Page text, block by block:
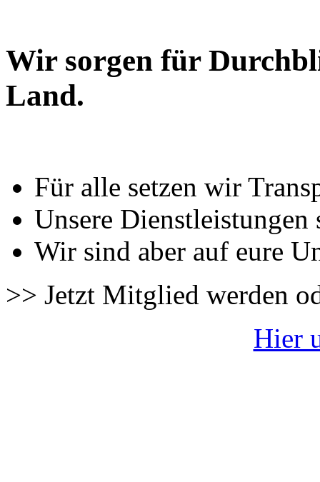
Wir sorgen für
Land.
Für alle setzen wir
Unsere Dienstleistungen
Wir sind aber auf eure
>> Jetzt Mitglied werden
Hier